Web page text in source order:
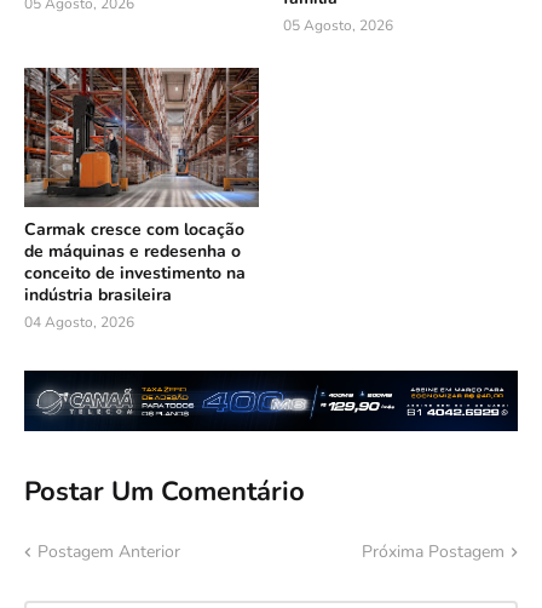
05 Agosto, 2026
Carmak cresce com locação
de máquinas e redesenha o
conceito de investimento na
indústria brasileira
04 Agosto, 2026
Postar Um Comentário
Postagem Anterior Próxima Postagem